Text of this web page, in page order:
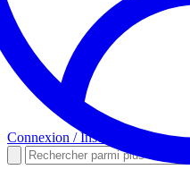
Connexion / Inscription